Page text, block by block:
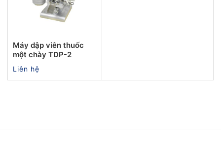
Máy dập viên thuốc
một chày TDP-2
Liên hệ